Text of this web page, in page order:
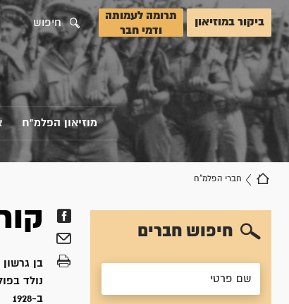
ביקור במוזיאון
תרומה לעמותה
ודמי חבר
חיפוש
מוזיאון הפלמ"ח
חברי הפלמ"ח
חיפוש חברים
בן גרשון
נולד ב
ב-1928